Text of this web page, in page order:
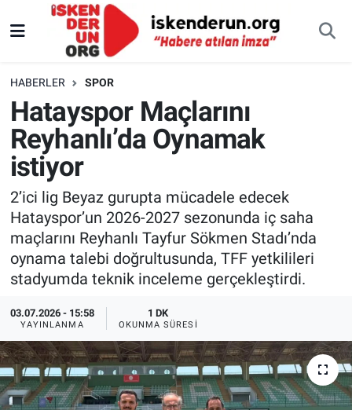
HABERLER SPOR
Hatayspor Maçlarını
Reyhanlı’da Oynamak
istiyor
2’ici lig Beyaz gurupta mücadele edecek
Hatayspor’un 2026-2027 sezonunda iç saha
maçlarını Reyhanlı Tayfur Sökmen Stadı’nda
oynama talebi doğrultusunda, TFF yetkilileri
stadyumda teknik inceleme gerçekleştirdi.
03.07.2026 - 15:58
YAYINLANMA
1 DK
OKUNMA SÜRESI